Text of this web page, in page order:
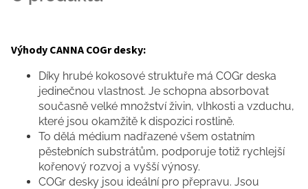
Výhody CANNA COGr desky:
Díky hrubé kokosové struktuře má COGr deska
jedinečnou vlastnost. Je schopna absorbovat
současně velké množství živin, vlhkosti a vzduchu,
které jsou okamžitě k dispozici rostlině.
To dělá médium nadřazené všem ostatním
pěstebních substrátům, podporuje totiž rychlejší
kořenový rozvoj a vyšší výnosy.
COGr desky jsou ideální pro přepravu. Jsou